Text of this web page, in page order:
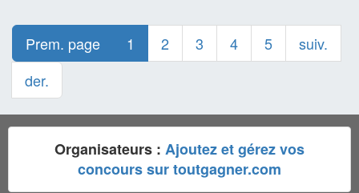
Prem. page 1 2 3 4 5
suiv.
der.
Organisateurs : Ajoutez et gérez vos
concours sur toutgagner.com